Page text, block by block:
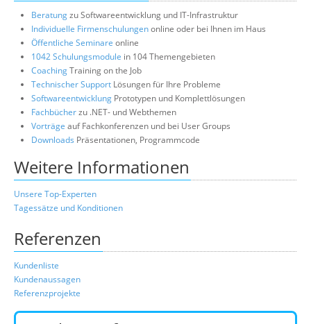
Beratungzu Softwareentwicklung und IT-Infrastruktur
Individuelle Firmenschulungenonline oder bei Ihnen im Haus
Öffentliche Seminare online
1042 Schulungsmodule in 104 Themengebieten
CoachingTraining on the Job
Technischer Support Lösungen für Ihre Probleme
Softwareentwicklung Prototypen und Komplettlösungen
Fachbücherzu .NET- und Webthemen
Vorträge auf Fachkonferenzen und bei User Groups
Downloads Präsentationen, Programmcode
Weitere Informationen
Unsere Top-Experten
Tagessätze und Konditionen
Referenzen
Kundenliste
Kundenaussagen
Referenzprojekte